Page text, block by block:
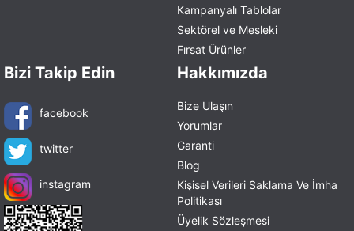
Kampanyalı Tablolar
Sektörel ve Mesleki
Fırsat Ürünler
Bizi Takip Edin
facebook
twitter
instagram
Hakkımızda
Bize Ulaşın
Yorumlar
Garanti
Blog
Kişisel Verileri Saklama Ve İmha
Politikası
Üyelik Sözleşmesi